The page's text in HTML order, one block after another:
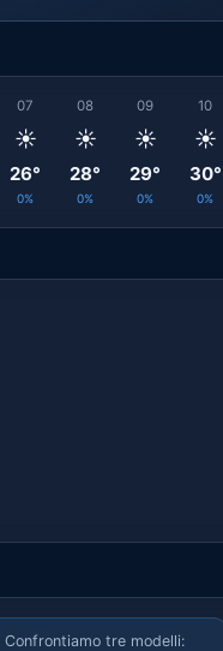
07
☀️
26°
0%
08
☀️
28°
0%
09
☀️
29°
0%
10
☀️
30°
0%
Confrontiamo tre modelli: